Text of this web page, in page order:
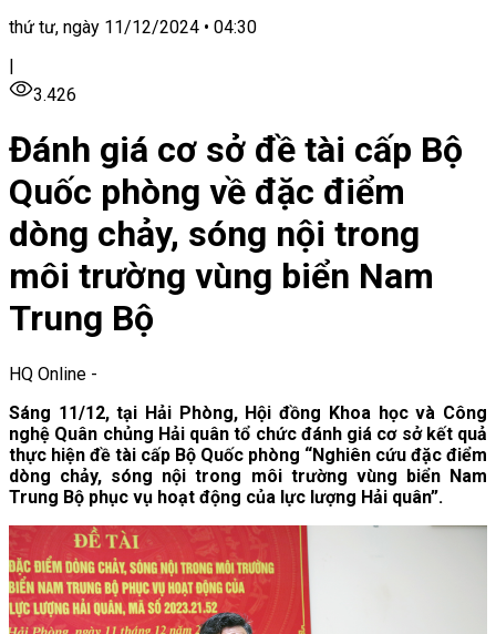
thứ tư, ngày 11/12/2024 • 04:30
|
3.426
Đánh giá cơ sở đề tài cấp Bộ
Quốc phòng về đặc điểm
dòng chảy, sóng nội trong
môi trường vùng biển Nam
Trung Bộ
HQ Online -
Sáng 11/12, tại Hải Phòng, Hội đồng Khoa học và Công
nghệ Quân chủng Hải quân tổ chức đánh giá cơ sở kết quả
thực hiện đề tài cấp Bộ Quốc phòng “Nghiên cứu đặc điểm
dòng chảy, sóng nội trong môi trường vùng biển Nam
Trung Bộ phục vụ hoạt động của lực lượng Hải quân”.